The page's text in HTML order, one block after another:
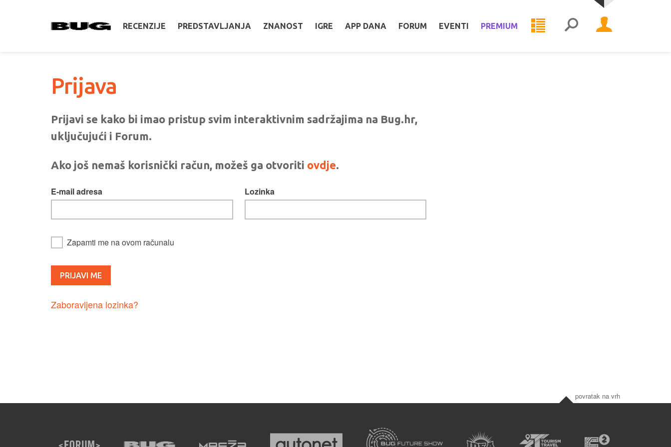
RECENZIJE PREDSTAVLJANJA ZNANOST IGRE APP DANA FORUM EVENTI PREMIUM
Prijava
Prijavi se kako bi imao pristup svim interaktivnim sadržajima na Bug.hr,
uključujući i Forum.
Ako još nemaš korisnički račun, možeš ga otvoriti ovdje.
E-mail adresa Lozinka
Zapamti me na ovom računalu
Zaboravljena lozinka?
povratak na vrh